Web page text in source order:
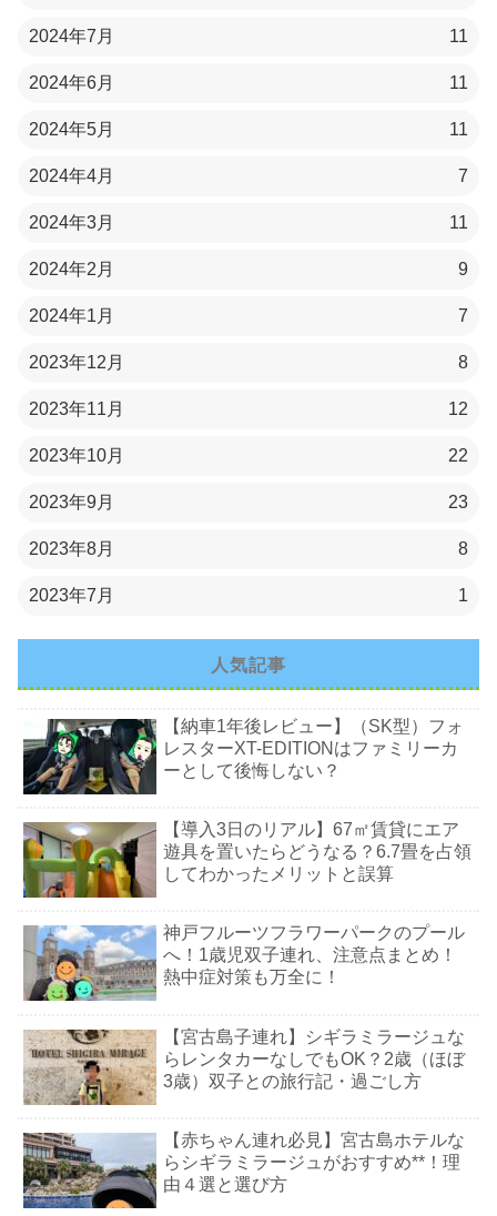
2024年7月 11
2024年6月 11
2024年5月 11
2024年4月 7
2024年3月 11
2024年2月 9
2024年1月 7
2023年12月 8
2023年11月 12
2023年10月 22
2023年9月 23
2023年8月 8
2023年7月 1
人気記事
【納車1年後レビュー】（SK型）フォ
レスターXT-EDITIONはファミリーカ
ーとして後悔しない？
【導入3日のリアル】67㎡賃貸にエア
遊具を置いたらどうなる？6.7畳を占領
してわかったメリットと誤算
神戸フルーツフラワーパークのプール
へ！1歳児双子連れ、注意点まとめ！
熱中症対策も万全に！
【宮古島子連れ】シギラミラージュな
らレンタカーなしでもOK？2歳（ほぼ
3歳）双子との旅行記・過ごし方
【赤ちゃん連れ必見】宮古島ホテルな
らシギラミラージュがおすすめ**！理
由４選と選び方